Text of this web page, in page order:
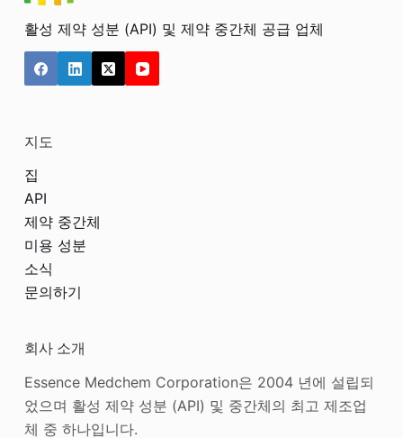
활성 제약 성분 (API) 및 제약 중간체 공급 업체
지도
집
API
제약 중간체
미용 성분
소식
문의하기
회사 소개
Essence Medchem Corporation은 2004 년에 설립되
었으며 활성 제약 성분 (API) 및 중간체의 최고 제조업
체 중 하나입니다.